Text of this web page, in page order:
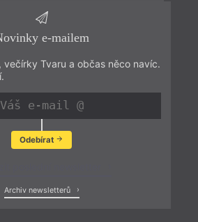
e-mailem
večírky Tvaru a občas něco navíc.
Odebírat
Archiv newsletterů